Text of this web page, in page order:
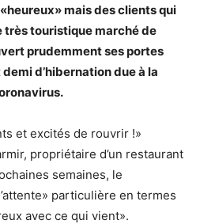
mais des clients qui
très touristique marché de
prudemment ses portes
d’hibernation due à la
et excités de rouvrir !»
propriétaire d’un restaurant
semaines, le
particulière en termes
avec ce qui vient».